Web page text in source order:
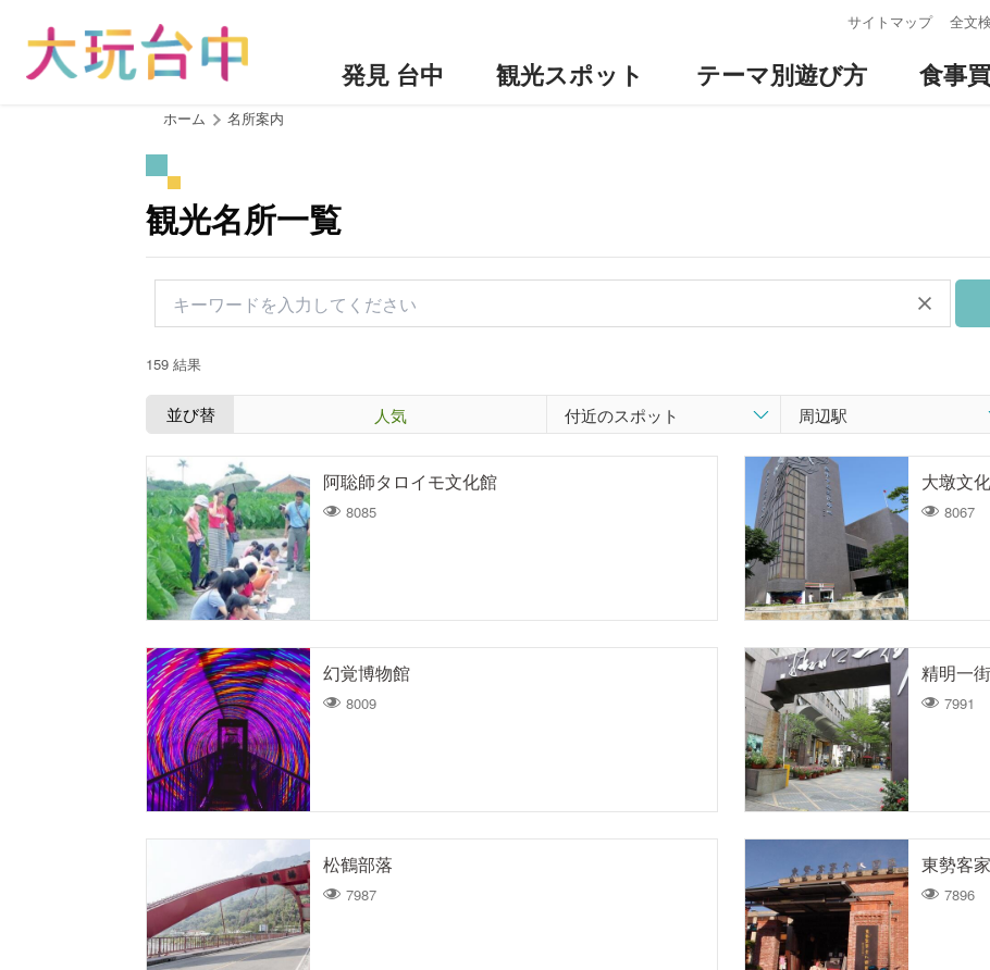
サイトマップ 全文
発見 台中 観光スポット テーマ別遊び方 食事
ホーム 名所案内
観光名所一覧
159 結果
並び替
え：
人気
阿聡師タロイモ文化館
8085
大墩文
8067
幻覚博物館
8009
精明一街
7991
松鶴部落
7987
東勢客
7896